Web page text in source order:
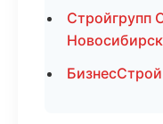
Стройгрупп
Новосибирск